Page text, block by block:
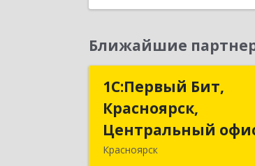
Ближайшие
1С:Первый Бит,
Красноярск,
Центральный
Красноярск